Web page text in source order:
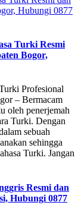
Turki Resmi
Bogor,
Profesional
– Bermacam
oleh penerjemah
Turki. Dengan
sebuah
sehingga
Turki. Jangan
Resmi dan
Hubungi 0877